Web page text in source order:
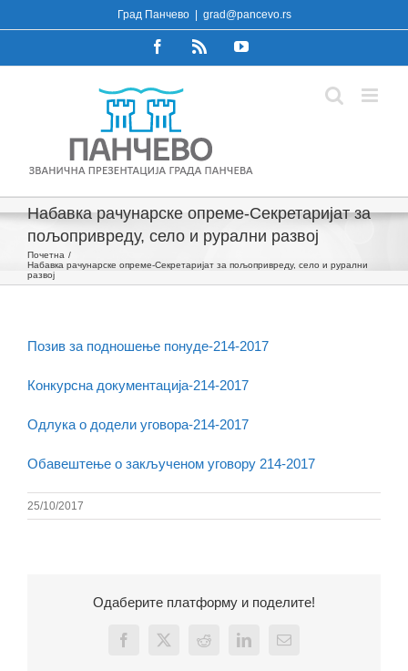
to
Град Панчево grad@pancevo.rs
FacebookRss YouTube
Набавка рачунарске опреме-Секретаријат за
пољопривреду, село и рурални развој
Почетна
Набавка рачунарске опреме-Секретаријат за пољопривреду, село и рурални
развој
Позив за подношење понуде-214-2017
Конкурсна документација-214-2017
Одлука о додели уговора-214-2017
Обавештење о закљученом уговору 214-2017
25/10/2017
Одаберите платформу и поделите!
Facebook
X Reddit LinkedInEmail